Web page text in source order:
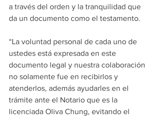
a través del orden y la tranquilidad que
da un documento como el testamento.
“La voluntad personal de cada uno de
ustedes está expresada en este
documento legal y nuestra colaboración
no solamente fue en recibirlos y
atenderlos, además ayudarles en el
trámite ante el Notario que es la
licenciada Oliva Chung, evitando el